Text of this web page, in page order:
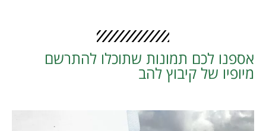
אספנו לכם תמונות שתוכלו להתרשם
מיופיו של קיבוץ להב